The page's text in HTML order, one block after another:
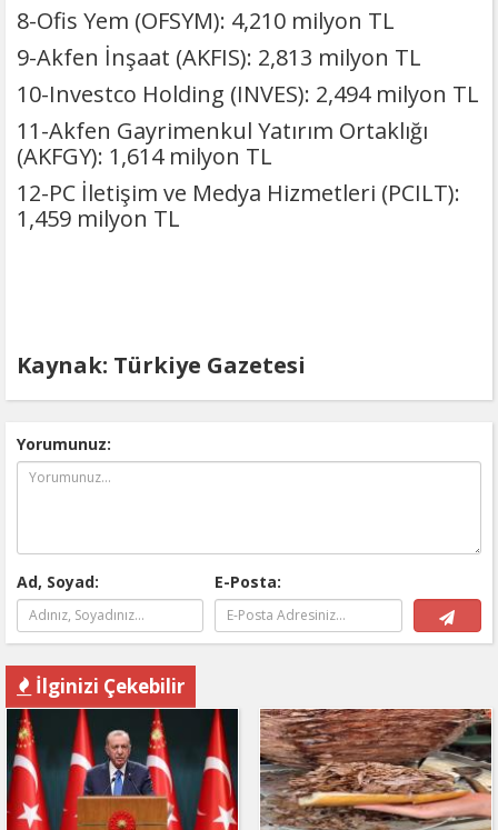
8-Ofis Yem (OFSYM): 4,210 milyon TL
9-Akfen İnşaat (AKFIS): 2,813 milyon TL
10-Investco Holding (INVES): 2,494 milyon TL
11-Akfen Gayrimenkul Yatırım Ortaklığı
(AKFGY): 1,614 milyon TL
12-PC İletişim ve Medya Hizmetleri (PCILT):
1,459 milyon TL
Kaynak: Türkiye Gazetesi
Yorumunuz:
Ad, Soyad: E-Posta:
İlginizi Çekebilir